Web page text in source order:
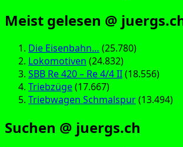
Meist gelesen @
Die Eisenbahn… (25.780)
Lokomotiven (24.832)
SBB Re 420 – Re 4/4 II(18.556)
Triebzüge(17.667)
Triebwagen Schmalspur(13.494)
Suchen @ juergs.ch